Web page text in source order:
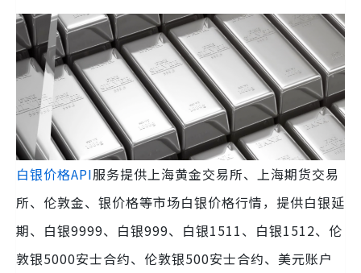
白银价格API服务提供上海黄金交易所、上海期货交易
所、伦敦金、银价格等市场白银价格行情，提供白银延
期、白银9999、白银999、白银1511、白银1512、伦
敦银5000安士合约、伦敦银500安士合约、美元账户